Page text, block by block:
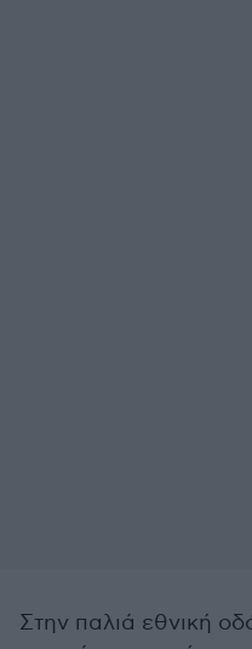
Στην παλιά εθνική